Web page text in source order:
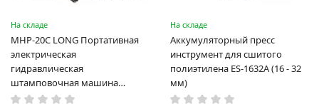
На складе
MHP-20C LONG Портативная
электрическая
гидравлическая
штамповочная машина
высокая мощность и мощный
На складе
Аккумуляторный пресс
инструмент для сшитого
полиэтилена ES-1632A (16 - 32
мм)